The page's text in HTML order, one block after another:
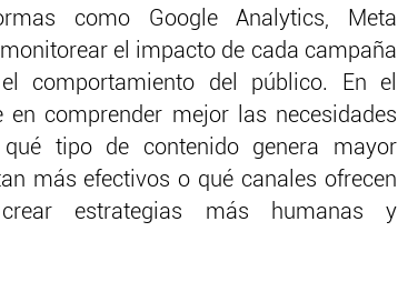
como Google Analytics, Meta
el impacto de cada campaña
comportamiento del público. En el
comprender mejor las necesidades
tipo de contenido genera mayor
más efectivos o qué canales ofrecen
estrategias más humanas y